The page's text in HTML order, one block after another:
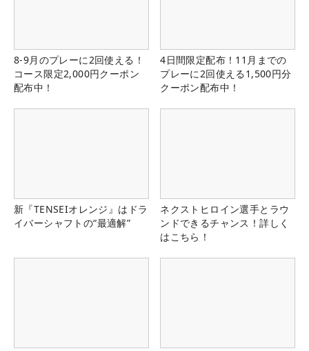
8-9月のプレーに2回使える！
コース限定2,000円クーポン
配布中！
4日間限定配布！11月までの
プレーに2回使える1,500円分
クーポン配布中！
新『TENSEIオレンジ』はドラ
イバーシャフトの“最適解”
ネクストヒロイン選手とラウ
ンドできるチャンス！詳しく
はこちら！